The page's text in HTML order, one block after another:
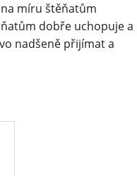
míru štěňatům
dobře uchopuje a
nadšeně přijímat a